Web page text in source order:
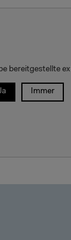
bereitgestellte
Immer